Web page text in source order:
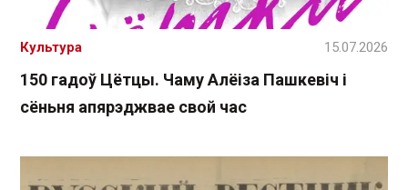
150 гадоў Цётцы. Чаму Алёіза Пашкевіч і
сёньня апярэджвае свой час
Культура 15.07.2026